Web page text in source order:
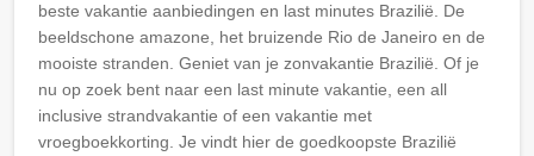
beste vakantie aanbiedingen en last minutes Brazilië. De
beeldschone amazone, het bruizende Rio de Janeiro en de
mooiste stranden. Geniet van je zonvakantie Brazilië. Of je
nu op zoek bent naar een last minute vakantie, een all
inclusive strandvakantie of een vakantie met
vroegboekkorting. Je vindt hier de goedkoopste Brazilië